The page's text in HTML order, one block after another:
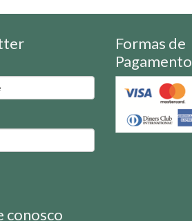
conosco
Formas de
Pagamento